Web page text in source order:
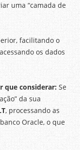
uma “camada de
facilitando o
os dados
que considerar: Se
da sua
, processando as
Oracle, o que